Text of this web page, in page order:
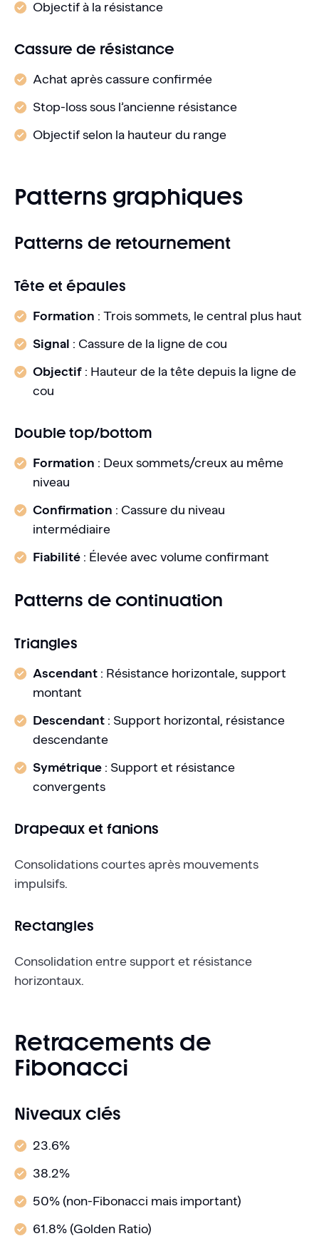
Objectif à la résistance
Cassure de résistance
Achat après cassure confirmée
Stop-loss sous l’ancienne résistance
Objectif selon la hauteur du range
Patterns graphiques
Patterns de retournement
Tête et épaules
Formation : Trois sommets, le central plus haut
Signal : Cassure de la ligne de cou
Objectif : Hauteur de la tête depuis la ligne de
cou
Double top/bottom
Formation : Deux sommets/creux au même
niveau
Confirmation : Cassure du niveau
intermédiaire
Fiabilité : Élevée avec volume confirmant
Patterns de continuation
Triangles
Ascendant : Résistance horizontale, support
montant
Descendant : Support horizontal, résistance
descendante
Symétrique : Support et résistance
convergents
Drapeaux et fanions
Consolidations courtes après mouvements
impulsifs.
Rectangles
Consolidation entre support et résistance
horizontaux.
Retracements de
Fibonacci
Niveaux clés
23.6%
38.2%
50% (non-Fibonacci mais important)
61.8% (Golden Ratio)